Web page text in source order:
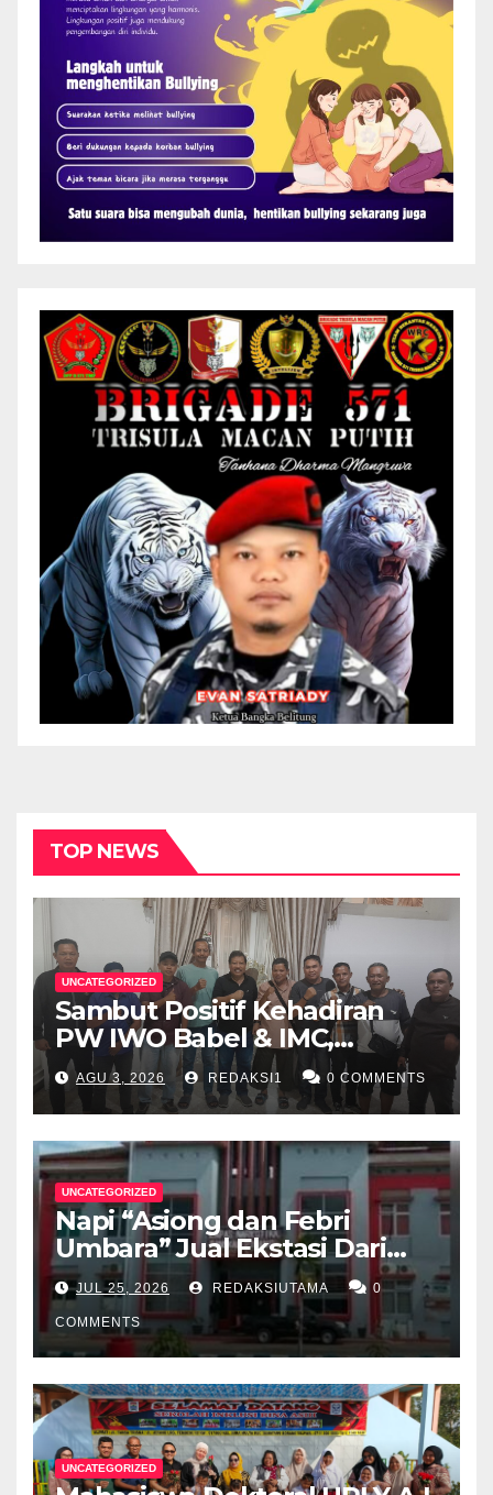
TOP NEWS
UNCATEGORIZED
Sambut Positif Kehadiran
PW IWO Babel & IMC,
Walikota Pangkalpinang
Apresiasi Peran Media Online
AGU 3, 2026 REDAKSI1 0 COMMENTS
UNCATEGORIZED
Napi “Asiong dan Febri
Umbara” Jual Ekstasi Dari
Dalam Lapas Rp 12 Juta/40
Butir
JUL 25, 2026 REDAKSIUTAMA 0
COMMENTS
UNCATEGORIZED